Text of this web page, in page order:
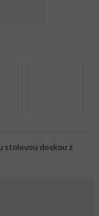
stolovou doskou z